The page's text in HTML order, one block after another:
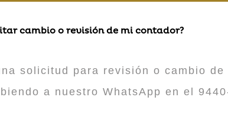
cambio o revisión de mi contador?
solicitud para revisión o cambio
a nuestro WhatsApp en el